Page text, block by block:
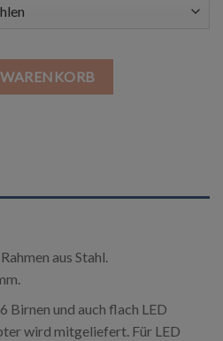
Einbaurahmen Menge
aus Stahl.
Birnen und auch flach LED
wird mitgeliefert. Für LED